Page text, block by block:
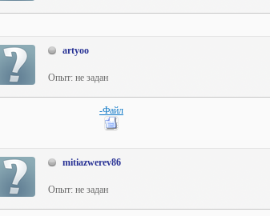
artyoo
Опыт: не задан
-Файл
mitiazwerev86
Опыт: не задан